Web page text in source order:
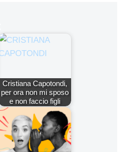
Cristiana Capotondi,
per ora non mi sposo
e non faccio figli